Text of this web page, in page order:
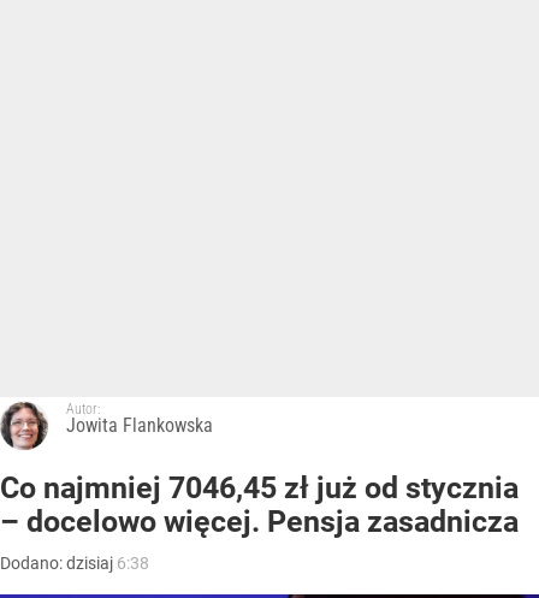
Autor:
Jowita Flankowska
Co najmniej 7046,45 zł już od stycznia
– docelowo więcej. Pensja zasadnicza
Dodano:dzisiaj 6:38